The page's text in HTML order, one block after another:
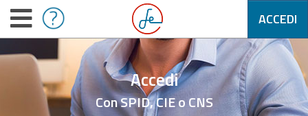
ACCEDI
Accedi
Con SPID, CIE o CNS